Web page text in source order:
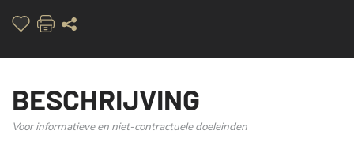
BESCHRIJVING
Voor informatieve en niet-contractuele doeleinden